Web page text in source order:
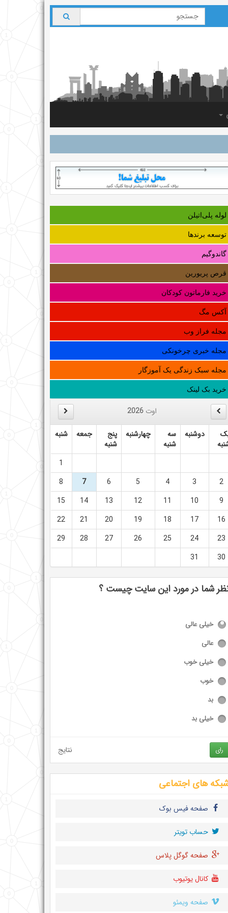
لوله‌ پلی‌اتیلن
توسعه برندها
گاندوگیم
قرص پریورین
خرید فارماتون کودکان
آکس مگ
مجله فراز وب
مجله خبری چرخونکی
مجله سبک زندگی یک آموزگار
خرید بک لینک
اوت 2026
دوشنبه
سه
شنبه
چهارشنبه
پنج
شنبه
جمعه شنبه
1
2
3
4
5
6
7
8
9
10
11
12
13
14
15
16
17
18
19
20
21
22
23
24
25
26
27
28
29
30
31
شما در مورد این سایت چیست ؟
خیلی عالی
عالی
خیلی خوب
خوب
بد
خیلی بد
رای نتایج
های اجتماعی
صفحه فیس بوک
حساب تويتر
صفحه گوگل پلاس
کانال یوتیوب
صفحه ویمئو